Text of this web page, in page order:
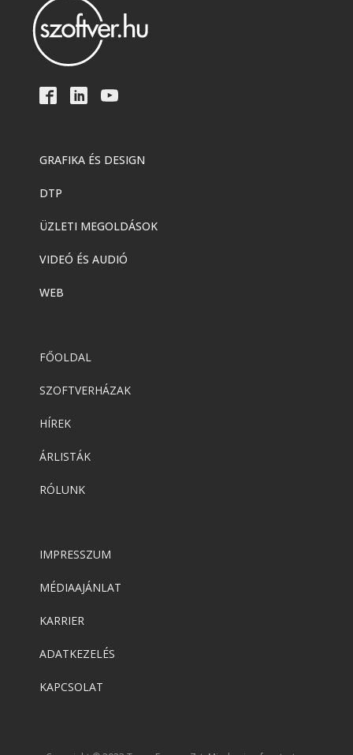
GRAFIKA ÉS DESIGN
DTP
ÜZLETI MEGOLDÁSOK
VIDEÓ ÉS AUDIÓ
WEB
FŐOLDAL
SZOFTVERHÁZAK
HÍREK
ÁRLISTÁK
RÓLUNK
IMPRESSZUM
MÉDIAAJÁNLAT
KARRIER
ADATKEZELÉS
KAPCSOLAT